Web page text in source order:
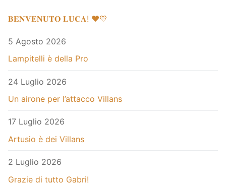
𝐁𝐄𝐍𝐕𝐄𝐍𝐔𝐓𝐎 𝐋𝐔𝐂𝐀! ❤️💙
5 Agosto 2026
Lampitelli è della Pro
24 Luglio 2026
Un airone per l’attacco Villans
17 Luglio 2026
Artusio è dei Villans
2 Luglio 2026
Grazie di tutto Gabri!